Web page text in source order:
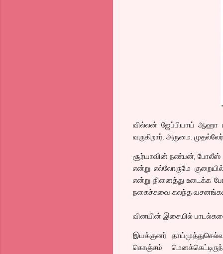
வில்லன் ஜேப்பியாய் ஆஹா
வருகிறார். அருமை.
சூர்யாவின் நண்பன், போலீஸ்
என்று எல்லோருமே
என்று நினைத்து உடைக்க
நகைச்சுவை கலந்த வசனங்கள்.
வினயின் இசையில்
இயக்குனர்
கொஞ்சம்